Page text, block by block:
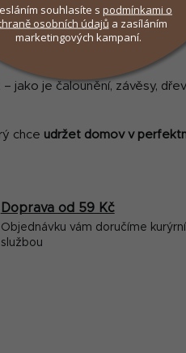
je čalounění, závěsy,
chce udržet domov v
Doprava od 59 Kč
Objednávku vám doručíme kurýrní
službou
souhlasíte s podmínkami o
osobních údajů a zasíláním
marketingových kampaní.